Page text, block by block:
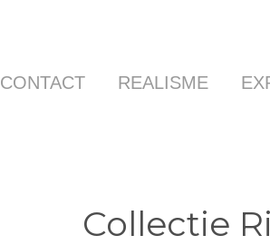
CONTACT REALISME
Collectie